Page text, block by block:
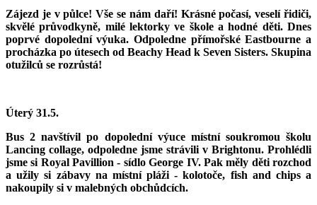
Zájezd je v půlce! Vše se nám daří! Krásné počasí, veselí řidiči,
skvělé průvodkyně, milé lektorky ve škole a hodné děti. Dnes
poprvé dopolední výuka. Odpoledne přímořské Eastbourne a
procházka po útesech od Beachy Head k Seven Sisters. Skupina
otužilců se rozrůstá!
Úterý 31.5.
Bus 2 navštívil po dopolední výuce místní soukromou školu
Lancing collage, odpoledne jsme strávili v Brightonu. Prohlédli
jsme si Royal Pavillion - sídlo George IV. Pak měly děti rozchod
a užily si zábavy na místní pláži - kolotoče, fish and chips a
nakoupily si v malebných obchůdcích.